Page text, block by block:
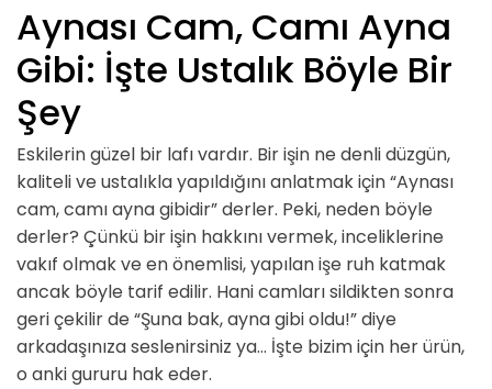
Aynası Cam, Camı Ayna
Gibi: İşte Ustalık Böyle Bir
Şey
Eskilerin güzel bir lafı vardır. Bir işin ne denli düzgün,
kaliteli ve ustalıkla yapıldığını anlatmak için “Aynası
cam, camı ayna gibidir” derler. Peki, neden böyle
derler? Çünkü bir işin hakkını vermek, inceliklerine
vakıf olmak ve en önemlisi, yapılan işe ruh katmak
ancak böyle tarif edilir. Hani camları sildikten sonra
geri çekilir de “Şuna bak, ayna gibi oldu!” diye
arkadaşınıza seslenirsiniz ya… İşte bizim için her ürün,
o anki gururu hak eder.